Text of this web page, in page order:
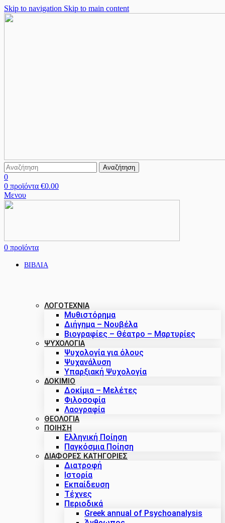
Skip to navigation Skip to main content
Αναζήτηση
0
0 προϊόντα €0.00
Μενου
0 προϊόντα
ΒΙΒΛΙΑ
ΛΟΓΟΤΕΧΝΙΑ
Μυθιστόρημα
Διήγημα – Νουβέλα
Βιογραφίες – Θέατρο – Μαρτυρίες
ΨΥΧΟΛΟΓΙΑ
Ψυχολογία για όλους
Ψυχανάλυση
Υπαρξιακή Ψυχολογία
ΔΟΚΊΜΙΟ
Δοκίμια – Μελέτες
Φιλοσοφία
Λαογραφία
ΘΕΟΛΟΓΙΑ
ΠΟΙΗΣΗ
Ελληνική Ποίηση
Παγκόσμια Ποίηση
ΔΙΑΦΟΡΕΣ ΚΑΤΗΓΟΡΙΕΣ
Διατροφή
Ιστορία
Εκπαίδευση
Τέχνες
Περιοδικά
Greek annual of Psychoanalysis